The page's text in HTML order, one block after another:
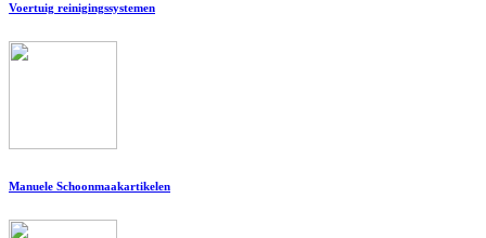
Voertuig reinigingssystemen
Manuele Schoonmaakartikelen